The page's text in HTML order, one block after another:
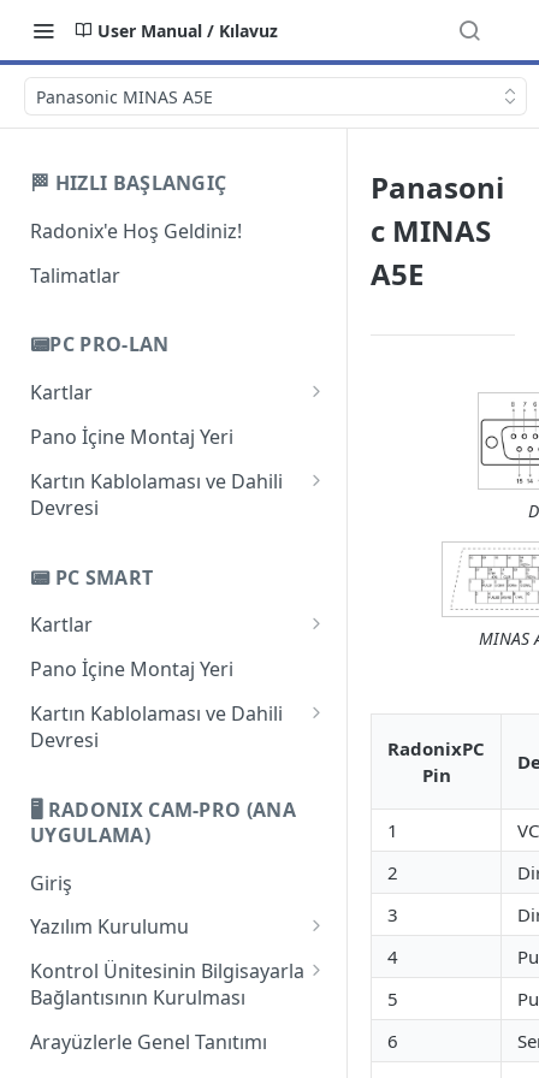
User Manual / Kılavuz
Panasonic MINAS A5E
🏁 HIZLI BAŞLANGIÇ
Radonix'e Hoş Geldiniz!
Talimatlar
📟PC PRO-LAN
Kartlar
Giriş
PC-Pro LAN 2A
PC-Pro LAN 3AS
Pano İçine Montaj Yeri
Kartın Kablolaması ve Dahili
Devresi
Güç Beslemesi
Dijital Girişler
Dijital Çıkışlar
Analog Çıkışlar ve Geniş Bant
Modülasyonu
Pinlerin Eksenlerle İlgili İşlevi
Handwheel ve Seri Bağlantı
Router Kablolamasına Genel
Bakış
📟 PC SMART
Kartlar
Giriş
PC-Smart 3AS
PC-Smart 4A
Pano İçine Montaj Yeri
Kartın Kablolaması ve Dahili
Devresi
Güç Beslemesi
Analog Çıkışlar ve Geniş Bant
🖥️ RADONIX CAM-PRO (ANA
UYGULAMA)
Giriş
Yazılım Kurulumu
1. Microsoft .NET Framework 4
Client Profile Yazılımının
Kurulumu
2. Microsoft XNA Framework
Kontrol Ünitesinin Bilgisayarla
Bağlantısının Kurulması
IP Tanımlama
Arayüzlerle Genel Tanıtımı
Panasoni
c MINAS
A5E
MINAS
RadonixPC
Pin
1
2
3
4
5
6